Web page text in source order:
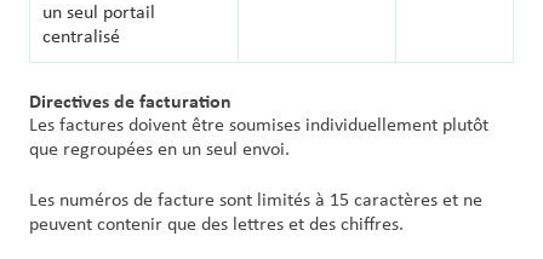
un seul portail
centralisé
Directives de facturation
Les factures doivent être soumises individuellement plutôt
que regroupées en un seul envoi.
Les numéros de facture sont limités à 15 caractères et ne
peuvent contenir que des lettres et des chiffres.